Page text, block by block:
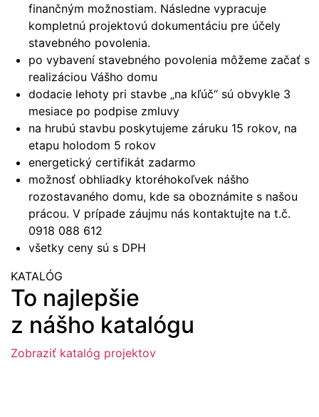
finančným možnostiam. Následne vypracuje
kompletnú projektovú dokumentáciu pre účely
stavebného povolenia.
po vybavení stavebného povolenia môžeme začať s
realizáciou Vášho domu
dodacie lehoty pri stavbe „na kľúč“ sú obvykle 3
mesiace po podpise zmluvy
na hrubú stavbu poskytujeme záruku 15 rokov, na
etapu holodom 5 rokov
energetický certifikát zadarmo
možnosť obhliadky ktoréhokoľvek nášho
rozostavaného domu, kde sa oboznámite s našou
prácou. V prípade záujmu nás kontaktujte na t.č.
0918 088 612
všetky ceny sú s DPH
KATALÓG
To najlepšie
z nášho katalógu
Zobraziť katalóg projektov